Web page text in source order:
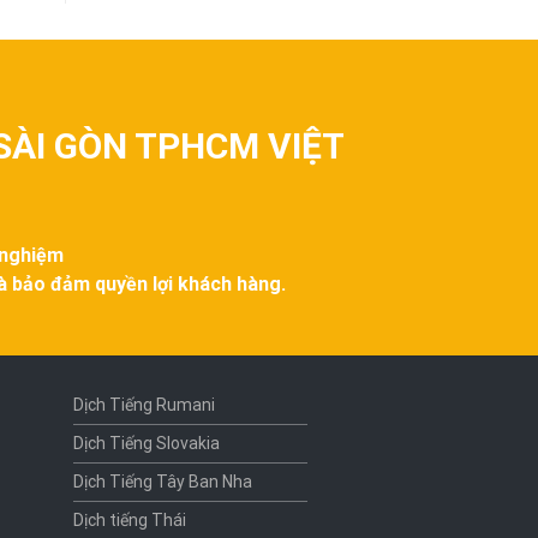
GÒN TPHCM VIỆT
đảm quyền lợi khách hàng.
Dịch Tiếng Rumani
Dịch Tiếng Slovakia
Dịch Tiếng Tây Ban Nha
Dịch tiếng Thái